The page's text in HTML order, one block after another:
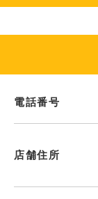
電話番号
店舗住所